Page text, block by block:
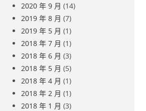
2020 年 9 月 (14)
2019 年 8 月 (7)
2019 年 5 月 (1)
2018 年 7 月 (1)
2018 年 6 月 (3)
2018 年 5 月 (5)
2018 年 4 月 (1)
2018 年 2 月 (1)
2018 年 1 月 (3)